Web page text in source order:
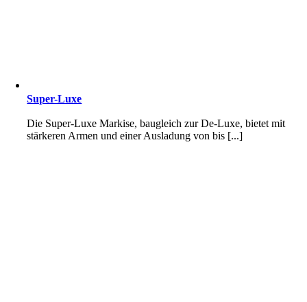
Super-Luxe
Die Super-Luxe Markise, baugleich zur De-Luxe, bietet mit
stärkeren Armen und einer Ausladung von bis [...]